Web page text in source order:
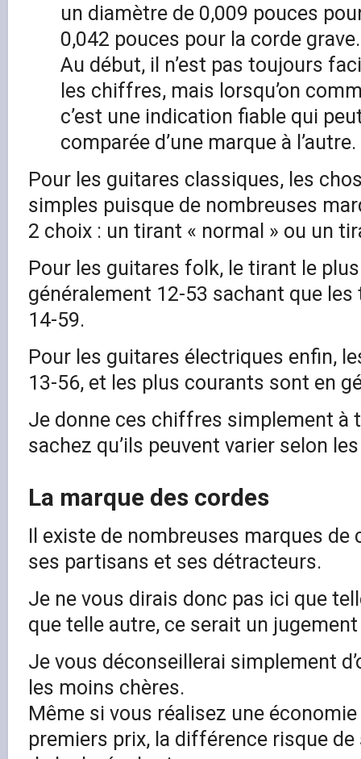
un diamètre de 0,009 pouces
0,042 pouces pour la corde grave.
Au début, il n’est pas toujours
les chiffres, mais lorsqu’on
c’est une indication fiable qui
comparée d’une marque à l’autre.
Pour les guitares classiques, les
simples puisque de nombreuses
2 choix : un tirant « normal » ou un
Pour les guitares folk, le tirant le
généralement 12-53 sachant que
14-59.
Pour les guitares électriques enfin,
13-56, et les plus courants sont en
Je donne ces chiffres simplement à
sachez qu’ils peuvent varier selon
La marque des cordes
Il existe de nombreuses marques de
ses partisans et ses détracteurs.
Je ne vous dirais donc pas ici que
que telle autre, ce serait un
Je vous déconseillerai simplement
les moins chères.
Même si vous réalisez une économie
premiers prix, la différence risque